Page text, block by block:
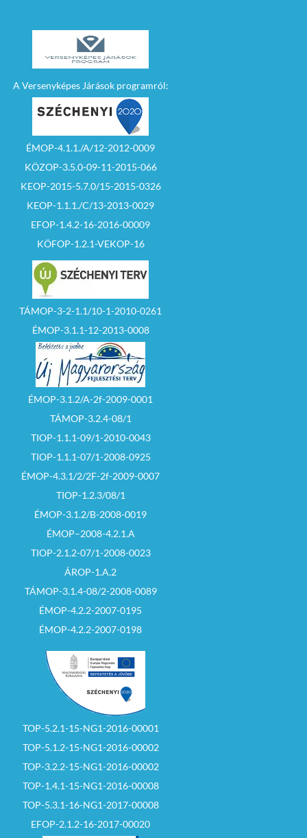
A Versenyképes Járások programról:
ÉMOP-4.1.1./A/12-2012-0009
KÖZOP-3.5.0-09-11-2015-066
KEOP-2015-5.7.0/15-2015-0326
KEOP-1.1.1./C/13-2013-0029
EFOP-1.4.2-16-2016-00009
KÖFOP-1.2.1-VEKOP-16
TÁMOP-3-2-1.1/10-1-2010-0261
ÉMOP-3.1.1-12-2013-0008
ÉMOP-3.1.2/A-2f-2009-0001
TÁMOP-3.2.4-08/1
TIOP-1.1.1-09/1-2010-0043
TIOP-1.1.1-07/1-2008-0925
ÉMOP-4.3.1/2/2F-2f-2009-0007
TIOP-1.2.3/08/1
ÉMOP-3.1.2/B-2008-0019
ÉMOP–2008-4.2.1.A
TIOP-2.1.2-07/1-2008-0023
ÁROP-1.A.2
TÁMOP-3.1.4-08/2-2008-0089
ÉMOP-4.2.2-2007-0195
ÉMOP-4.2.2-2007-0198
TOP-5.2.1-15-NG1-2016-00001
TOP-5.1.2-15-NG1-2016-00002
TOP-3.2.2-15-NG1-2016-00002
TOP-1.4.1-15-NG1-2016-00008
TOP-5.3.1-16-NG1-2017-00008
EFOP-2.1.2-16-2017-00020